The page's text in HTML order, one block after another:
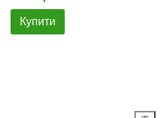
Купити